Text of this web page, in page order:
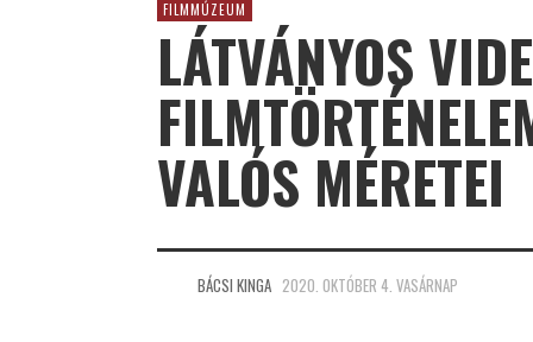
FILMMÚZEUM
LÁTVÁNYOS
VALÓS MÉRETEI
BÁCSI KINGA 2020. OKTÓBER 4. VASÁRNAP